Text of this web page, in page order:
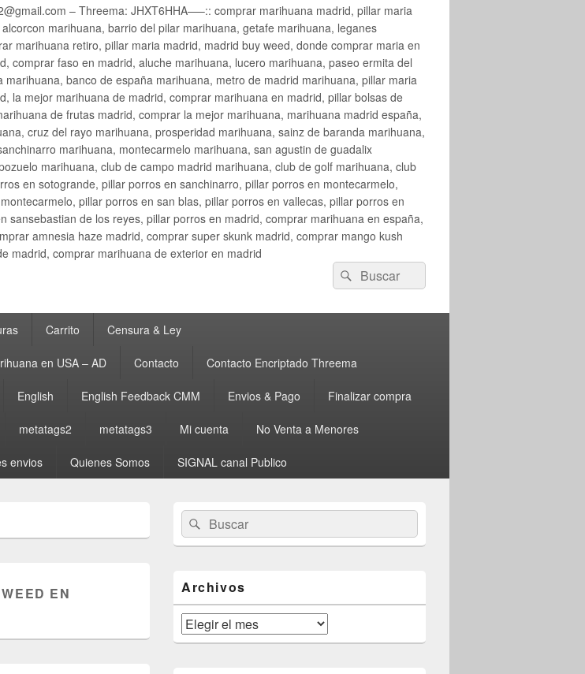
– Threema: JHXT6HHA—–:: comprar marihuana madrid, pillar maria
marihuana, barrio del pilar marihuana, getafe marihuana, leganes
marihuana retiro, pillar maria madrid, madrid buy weed, donde comprar maria en
comprar faso en madrid, aluche marihuana, lucero marihuana, paseo ermita del
banco de españa marihuana, metro de madrid marihuana, pillar maria
la mejor marihuana de madrid, comprar marihuana en madrid, pillar bolsas de
de frutas madrid, comprar la mejor marihuana, marihuana madrid españa,
cruz del rayo marihuana, prosperidad marihuana, sainz de baranda marihuana,
marihuana, montecarmelo marihuana, san agustin de guadalix
marihuana, club de campo madrid marihuana, club de golf marihuana, club
en sotogrande, pillar porros en sanchinarro, pillar porros en montecarmelo,
pillar porros en san blas, pillar porros en vallecas, pillar porros en
sansebastian de los reyes, pillar porros en madrid, comprar marihuana en españa,
amnesia haze madrid, comprar super skunk madrid, comprar mango kush
madrid, comprar marihuana de exterior en madrid
Buscar
por:
Buscar
Carrito Censura & Ley
en USA – AD Contacto Contacto Encriptado Threema
English English Feedback CMM Envios & Pago Finalizar compra
metatags2 metatags3 Mi cuenta No Venta a Menores
envios Quienes Somos SIGNAL canal Publico
EN
área
de
widget
lateral
primaria
Buscar
por:
Buscar
Archivos
Archivos